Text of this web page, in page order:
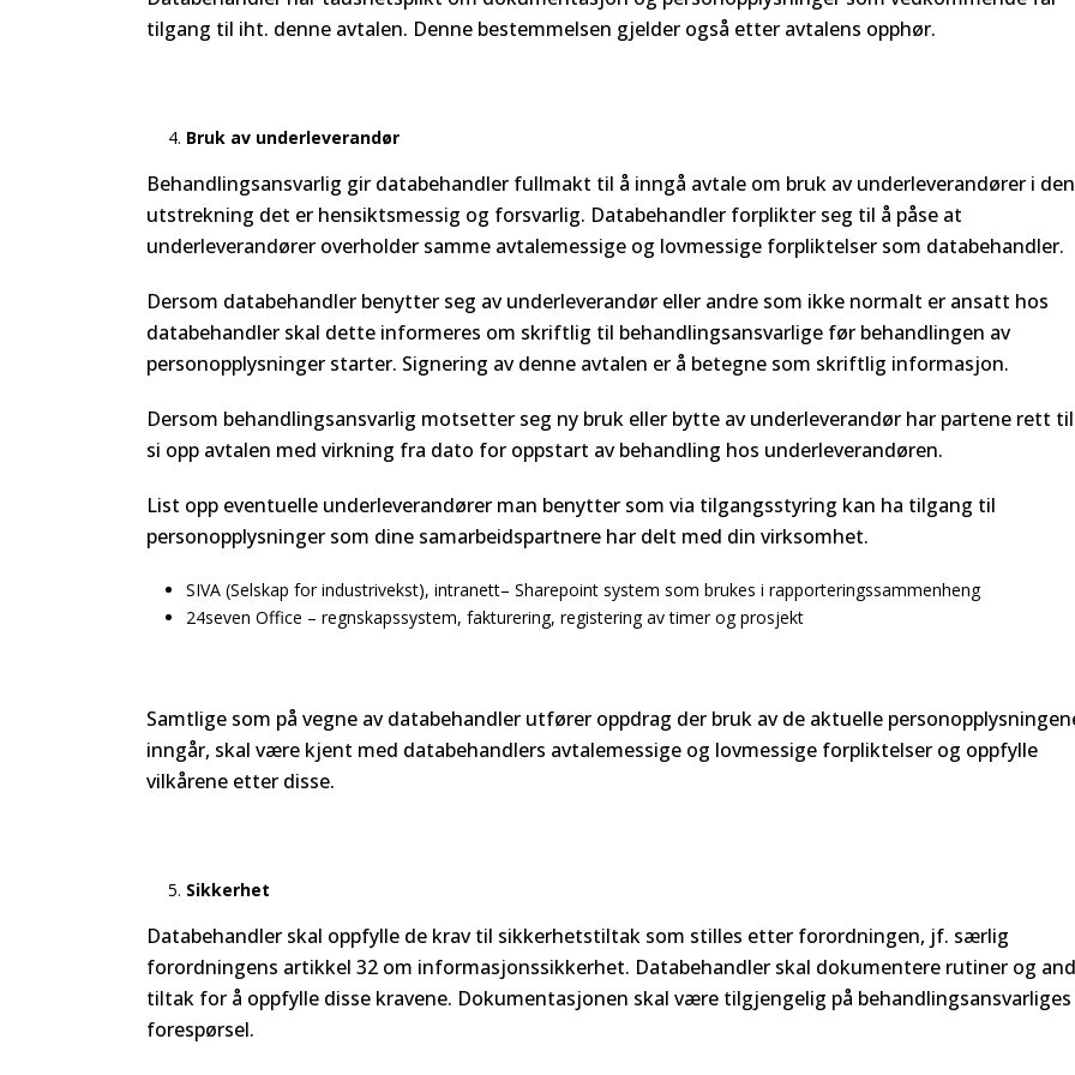
tilgang til iht. denne avtalen. Denne bestemmelsen gjelder også etter avtalens opphør.
Bruk av underleverandør
Behandlingsansvarlig gir databehandler fullmakt til å inngå avtale om bruk av underleverandører i den
utstrekning det er hensiktsmessig og forsvarlig. Databehandler forplikter seg til å påse at
underleverandører overholder samme avtalemessige og lovmessige forpliktelser som databehandler.
Dersom databehandler benytter seg av underleverandør eller andre som ikke normalt er ansatt hos
databehandler skal dette informeres om skriftlig til behandlingsansvarlige før behandlingen av
personopplysninger starter. Signering av denne avtalen er å betegne som skriftlig informasjon.
Dersom behandlingsansvarlig motsetter seg ny bruk eller bytte av underleverandør har partene rett
si opp avtalen med virkning fra dato for oppstart av behandling hos underleverandøren.
List opp eventuelle underleverandører man benytter som via tilgangsstyring kan ha tilgang til
personopplysninger som dine samarbeidspartnere har delt med din virksomhet.
SIVA (Selskap for industrivekst), intranett– Sharepoint system som brukes i rapporteringssammenheng
24seven Office – regnskapssystem, fakturering, registering av timer og prosjekt
Samtlige som på vegne av databehandler utfører oppdrag der bruk av de aktuelle
inngår, skal være kjent med databehandlers avtalemessige og lovmessige forpliktelser og oppfylle
vilkårene etter disse.
Sikkerhet
Databehandler skal oppfylle de krav til sikkerhetstiltak som stilles etter forordningen, jf. særlig
forordningens artikkel 32 om informasjonssikkerhet. Databehandler skal dokumentere rutiner og
tiltak for å oppfylle disse kravene. Dokumentasjonen skal være tilgjengelig på behandlingsansvarliges
forespørsel.